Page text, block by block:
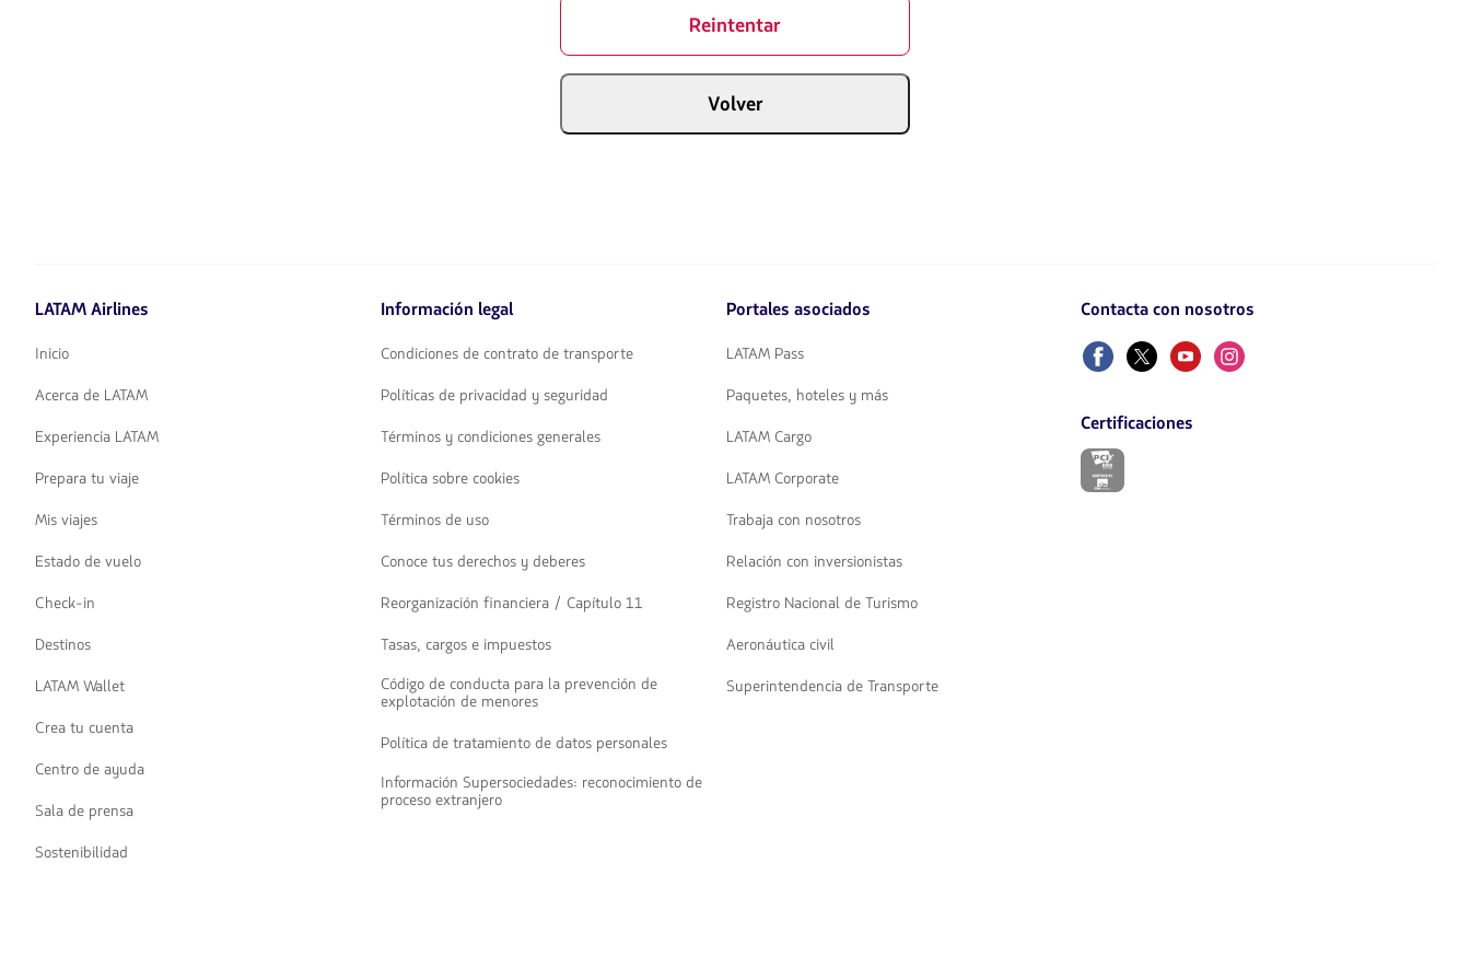
Reintentar
Volver
LATAM Airlines
Inicio
Acerca de LATAM
Experiencia LATAM
Prepara tu viaje
Mis viajes
Estado de vuelo
Check-in
Destinos
LATAM Wallet
Crea tu cuenta
Centro de ayuda
Sala de prensa
Sostenibilidad
Información legal
Condiciones de contrato de transporte
Políticas de privacidad y seguridad
Términos y condiciones generales
Política sobre cookies
Términos de uso
Conoce tus derechos y deberes
Reorganización financiera / Capítulo 11
Tasas, cargos e impuestos
Código de conducta para la prevención de
explotación de menores
Política de tratamiento de datos personales
Información Supersociedades: reconocimiento de
proceso extranjero
Portales asociados
LATAM Pass
Paquetes, hoteles y más
LATAM Cargo
LATAM Corporate
Trabaja con nosotros
Relación con inversionistas
Registro Nacional de Turismo
Aeronáutica civil
Superintendencia de Transporte
Contacta con nosotros
FacebookTwitterYoutubeInstagram
Certificaciones
El